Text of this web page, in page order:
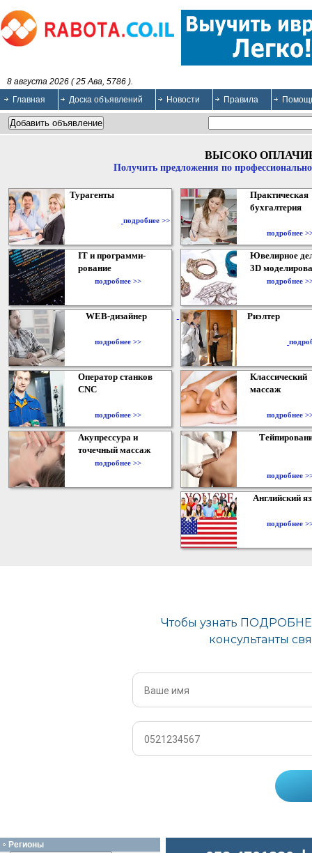
8 августа 2026 ( 25 Ава, 5786 ).
Главная
Доска объявлений Новости Правила
ВЫСОКО
Получить предложения по
Турагенты
подробнее >>
Практическая
бухгалтерия
подробнее
IT и программи-
рование
подробнее >>
Ювелирное
3D
подробнее
WEB-дизайнер
подробнее >>
Риэлтер
Оператор станков
CNC
подробнее >>
Классический
массаж
подробнее
Акупрессура и
точечный массаж
подробнее >>
подробнее
Английский
подробнее
Регионы